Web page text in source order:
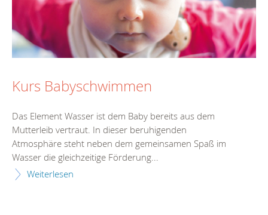
Kurs Babyschwimmen
Das Element Wasser ist dem Baby bereits aus dem
Mutterleib vertraut. In dieser beruhigenden
Atmosphäre steht neben dem gemeinsamen Spaß im
Wasser die gleichzeitige Förderung...
Weiterlesen